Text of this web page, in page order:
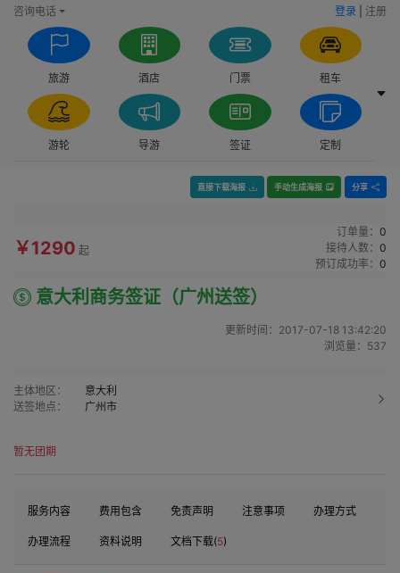
咨询电话 登录 注册
旅游 酒店 门票 租车
游轮 导游 签证 定制
直接下载海报 手动生成海报 分享
￥1290 起
订单量： 0
接待人数： 0
预订成功率： 0
意大利商务签证（广州送签）
更新时间： 2017-07-18 13:42:20
浏览量： 537
主体地区：
意大利
送签地点：
广州市
暂无团期
服务内容 费用包含 免责声明 注意事项 办理方式
办理流程 资料说明 文档下载(5)